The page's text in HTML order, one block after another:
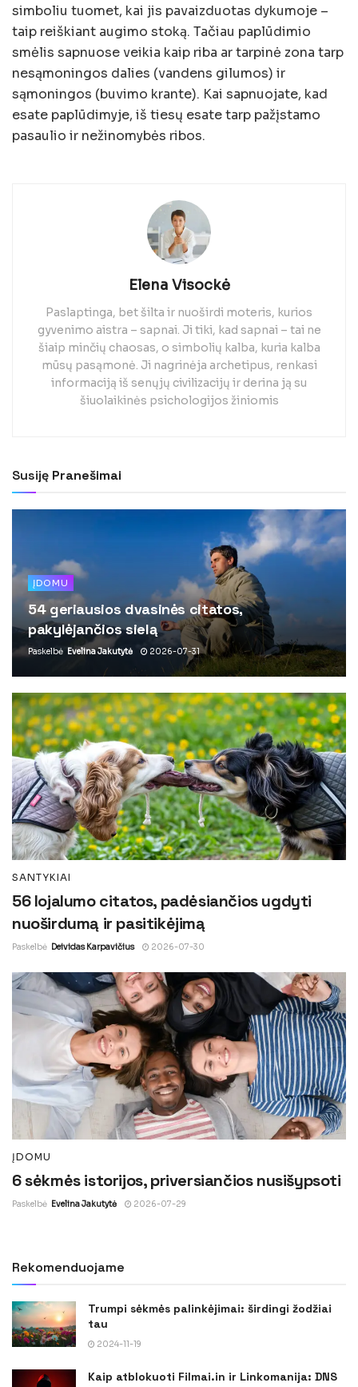
simboliu tuomet, kai jis pavaizduotas dykumoje –
taip reiškiant augimo stoką. Tačiau paplūdimio
smėlis sapnuose veikia kaip riba ar tarpinė zona tarp
nesąmoningos dalies (vandens gilumos) ir
sąmoningos (buvimo krante). Kai sapnuojate, kad
esate paplūdimyje, iš tiesų esate tarp pažįstamo
pasaulio ir nežinomybės ribos.
Elena Visockė
Paslaptinga, bet šilta ir nuoširdi moteris, kurios
gyvenimo aistra – sapnai. Ji tiki, kad sapnai – tai ne
šiaip minčių chaosas, o simbolių kalba, kuria kalba
mūsų pasąmonė. Ji nagrinėja archetipus, renkasi
informaciją iš senųjų civilizacijų ir derina ją su
šiuolaikinės psichologijos žiniomis
Susiję Pranešimai
ĮDOMU
54 geriausios dvasinės citatos,
pakylėjančios sielą
Paskelbė Evelina Jakutytė 2026-07-31
SANTYKIAI
56 lojalumo citatos, padėsiančios ugdyti
nuoširdumą ir pasitikėjimą
Paskelbė Deividas Karpavičius 2026-07-30
ĮDOMU
6 sėkmės istorijos, priversiančios nusišypsoti
Paskelbė Evelina Jakutytė 2026-07-29
Rekomenduojame
Trumpi sėkmės palinkėjimai: širdingi žodžiai
tau
2024-11-19
Kaip atblokuoti Filmai.in ir Linkomanija: DNS